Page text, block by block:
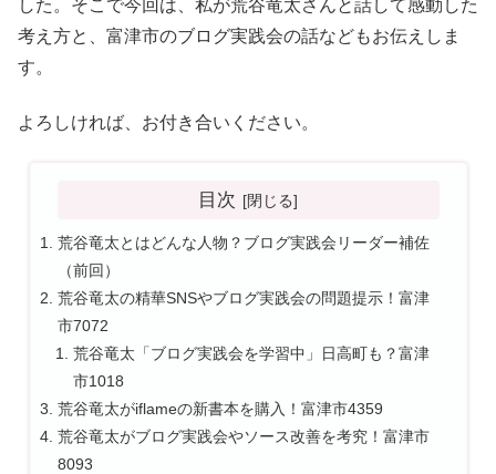
した。そこで今回は、私が荒谷竜太さんと話して感動した
考え方と、富津市のブログ実践会の話などもお伝えしま
す。
よろしければ、お付き合いください。
目次
荒谷竜太とはどんな人物？ブログ実践会リーダー補佐
（前回）
荒谷竜太の精華SNSやブログ実践会の問題提示！富津
市7072
荒谷竜太「ブログ実践会を学習中」日高町も？富津
市1018
荒谷竜太がiflameの新書本を購入！富津市4359
荒谷竜太がブログ実践会やソース改善を考究！富津市
8093